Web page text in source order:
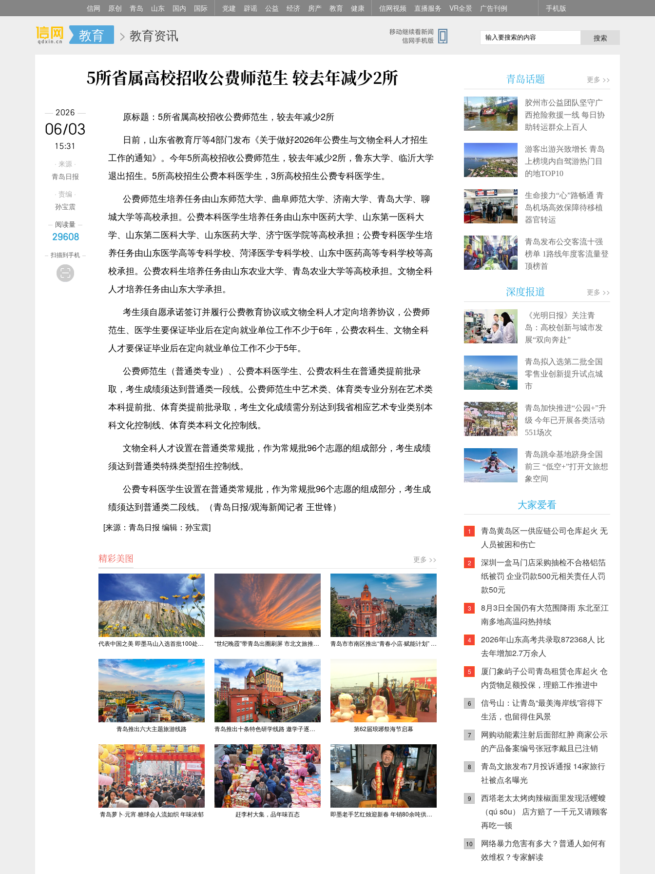
信网 原创 青岛 山东 国内 国际 党建 辟谣 公益 经济 房产 教育 健康 信网视频 直播服务 VR全景 广告刊例 手机版
教育 > 教育资讯 搜索
5所省属高校招收公费师范生 较去年减少2所
原标题：5所省属高校招收公费师范生，较去年减少2所
日前，山东省教育厅等4部门发布《关于做好2026年公费生与文物全科人才招生
工作的通知》。今年5所高校招收公费师范生，较去年减少2所，鲁东大学、临沂大学
退出招生。5所高校招生公费本科医学生，3所高校招生公费专科医学生。
公费师范生培养任务由山东师范大学、曲阜师范大学、济南大学、青岛大学、聊
城大学等高校承担。公费本科医学生培养任务由山东中医药大学、山东第一医科大
学、山东第二医科大学、山东医药大学、济宁医学院等高校承担；公费专科医学生培
养任务由山东医学高等专科学校、菏泽医学专科学校、山东中医药高等专科学校等高
校承担。公费农科生培养任务由山东农业大学、青岛农业大学等高校承担。文物全科
人才培养任务由山东大学承担。
考生须自愿承诺签订并履行公费教育协议或文物全科人才定向培养协议，公费师
范生、医学生要保证毕业后在定向就业单位工作不少于6年，公费农科生、文物全科
人才要保证毕业后在定向就业单位工作不少于5年。
公费师范生（普通类专业）、公费本科医学生、公费农科生在普通类提前批录
取，考生成绩须达到普通类一段线。公费师范生中艺术类、体育类专业分别在艺术类
本科提前批、体育类提前批录取，考生文化成绩需分别达到我省相应艺术专业类别本
科文化控制线、体育类本科文化控制线。
文物全科人才设置在普通类常规批，作为常规批96个志愿的组成部分，考生成绩
须达到普通类特殊类型招生控制线。
公费专科医学生设置在普通类常规批，作为常规批96个志愿的组成部分，考生成
绩须达到普通类二段线。（青岛日报/观海新闻记者 王世锋）
[来源：青岛日报 编辑：孙宝震]
精彩美图 更多 >>
代表中国之美 即墨马山入选首批100处“美丽中国打卡点” “世纪晚霞”带青岛出圈刷屏 市北文旅推出精品线路 青岛市市南区推出“青春小店·赋能计划” 聚满青岛温情
青岛推出六大主题旅游线路 青岛推出十条特色研学线路 邀学子逐梦深蓝探知山海 第62届琅琊祭海节启幕
青岛萝卜·元宵·糖球会人流如织 年味浓郁 赶李村大集，品年味百态 即墨老手艺红烛迎新春 年销80余吨供不应求
2026
06/03
15:31
· 来源 ·
青岛日报
· 责编 ·
孙宝震
阅读量
29608
扫描到手机
青岛话题 更多 >>
胶州市公益团队坚守广
西抢险救援一线 每日协
助转运群众上百人
游客出游兴致增长 青岛
上榜境内自驾游热门目
的地TOP10
生命接力“心”路畅通 青
岛机场高效保障待移植
器官转运
青岛发布公交客流十强
榜单 1路线年度客流量登
顶榜首
深度报道 更多 >>
《光明日报》关注青
岛：高校创新与城市发
展“双向奔赴”
青岛拟入选第二批全国
零售业创新提升试点城
市
青岛加快推进“公园+”升
级 今年已开展各类活动
551场次
青岛跳伞基地跻身全国
前三 “低空+”打开文旅想
象空间
大家爱看
1
青岛黄岛区一供应链公司仓库起火 无
人员被困和伤亡
2
深圳一盒马门店采购抽检不合格铝箔
纸被罚 企业罚款500元相关责任人罚
款50元
3
8月3日全国仍有大范围降雨 东北至江
南多地高温闷热持续
4
2026年山东高考共录取872368人 比
去年增加2.7万余人
5
厦门象屿子公司青岛租赁仓库起火 仓
内货物足额投保，理赔工作推进中
6
信号山：让青岛“最美海岸线”容得下
生活，也留得住风景
7
网购动能素注射后面部红肿 商家公示
的产品备案编号张冠李戴且已注销
8
青岛文旅发布7月投诉通报 14家旅行
社被点名曝光
9
西塔老太太烤肉辣椒面里发现活蠼螋
（qú sōu） 店方赔了一千元又请顾客
再吃一顿
10
网络暴力危害有多大？普通人如何有
效维权？专家解读